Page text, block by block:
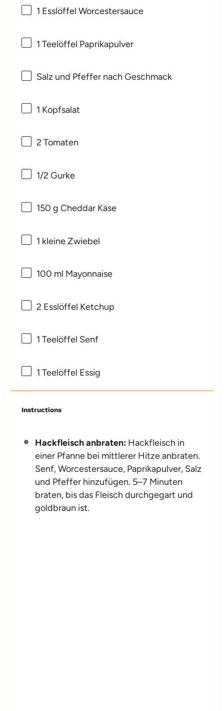
1 Esslöffel Worcestersauce
1 Teelöffel Paprikapulver
Salz und Pfeffer nach Geschmack
1 Kopfsalat
2 Tomaten
1/2 Gurke
150 g Cheddar Käse
1 kleine Zwiebel
100 ml Mayonnaise
2 Esslöffel Ketchup
1 Teelöffel Senf
1 Teelöffel Essig
Instructions
Hackfleisch anbraten: Hackfleisch in
einer Pfanne bei mittlerer Hitze anbraten.
Senf, Worcestersauce, Paprikapulver, Salz
und Pfeffer hinzufügen. 5–7 Minuten
braten, bis das Fleisch durchgegart und
goldbraun ist.